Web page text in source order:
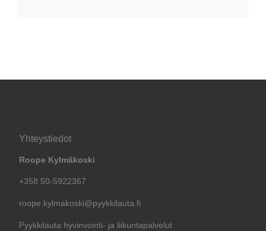
Yhteystiedot
Roope Kylmäkoski
+358 50-5922367
roope.kylmakoski@pyykkilauta.fi
Pyykkilauta hyvinvointi- ja liikuntapalvelut